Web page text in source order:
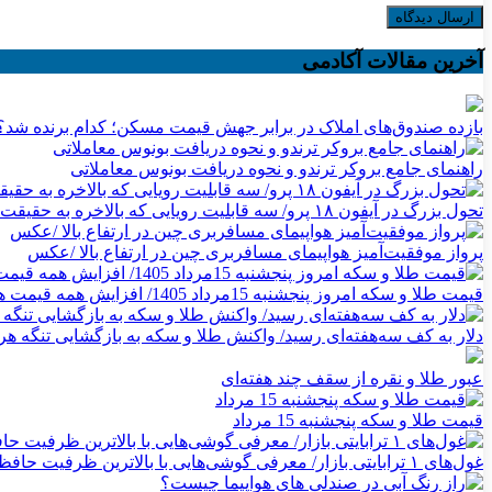
آخرین مقالات آکادمی
بازده صندوق‌های املاک در برابر جهش قیمت مسکن؛ کدام برنده
راهنمای جامع بروکر ترندو و نحوه دریافت بونوس معاملاتی
تحول بزرگ در آیفون ۱۸ پرو/ سه قابلیت رویایی که بالاخره به حقیقت می‌پیوندند
پرواز موفقیت‌آمیز هواپیمای مسافربری چین در ارتفاع بالا /عکس
قیمت طلا و سکه امروز پنجشنبه 15مرداد 1405/ افزایش همه قیمت ها + جدول
دلار به کف سه‌هفته‌ای رسید/ واکنش طلا و سکه به بازگشایی تنگه
عبور طلا و نقره از سقف چند هفته‌ای
قیمت طلا و سکه پنجشنبه 15 مرداد
غول‌های ۱ ترابایتی بازار/ معرفی گوشی‌هایی با بالاترین ظرفیت حافظه داخلی در سال ۲۰۲۶